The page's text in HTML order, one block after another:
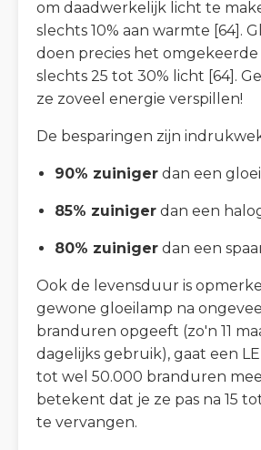
om daadwerkelijk licht te
slechts 10% aan warmte [64].
doen precies het omgekeerde
slechts 25 tot 30% licht [64].
ze zoveel energie verspillen!
De besparingen zijn
90% zuiniger dan een
85% zuiniger dan een
80% zuiniger dan een
Ook de levensduur is
gewone gloeilamp na
branduren opgeeft (zo'n 11
dagelijks gebruik), gaat een
tot wel 50.000 branduren
betekent dat je ze pas na 15
te vervangen.